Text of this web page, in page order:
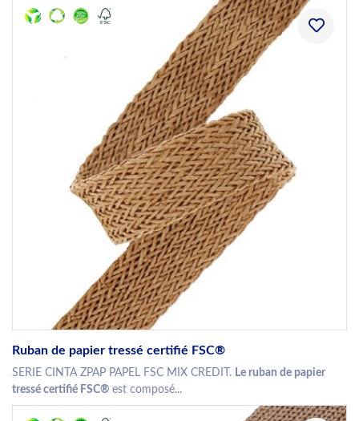
Ruban de papier tressé certifié FSC®
SERIE CINTA ZPAP PAPEL FSC MIX CREDIT. Le ruban de papier
tressé certifié FSC® est composé...